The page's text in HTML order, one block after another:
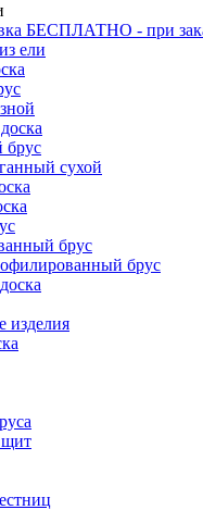
БЕСПЛАТНО - при
ели
брус
сухой
брус
брус
изделия